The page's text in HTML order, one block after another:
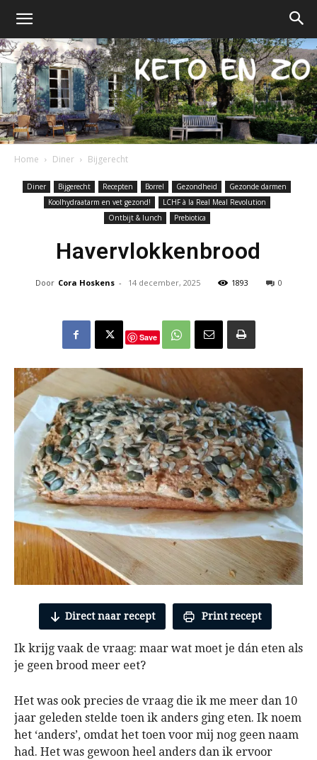
Home Diner Bijgerecht
Diner Bijgerecht Recepten Borrel Gezondheid
Gezonde darmen
Koolhydraatarm en vet gezond!
LCHF à la Real Meal Revolution
Ontbijt & lunch
Prebiotica
Havervlokkenbrood
Door Cora Hoskens - 14 december, 2025 1893 0
Save
Direct naar recept Print recept
Ik krijg vaak de vraag: maar wat moet je dán eten als
je geen brood meer eet?
Het was ook precies de vraag die ik me meer dan 10
jaar geleden stelde toen ik anders ging eten. Ik noem
het ‘anders’, omdat het toen voor mij nog geen naam
had. Het was gewoon heel anders dan ik ervoor